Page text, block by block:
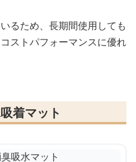
るため、長期間使用しても
ストパフォーマンスに優れ
着マット